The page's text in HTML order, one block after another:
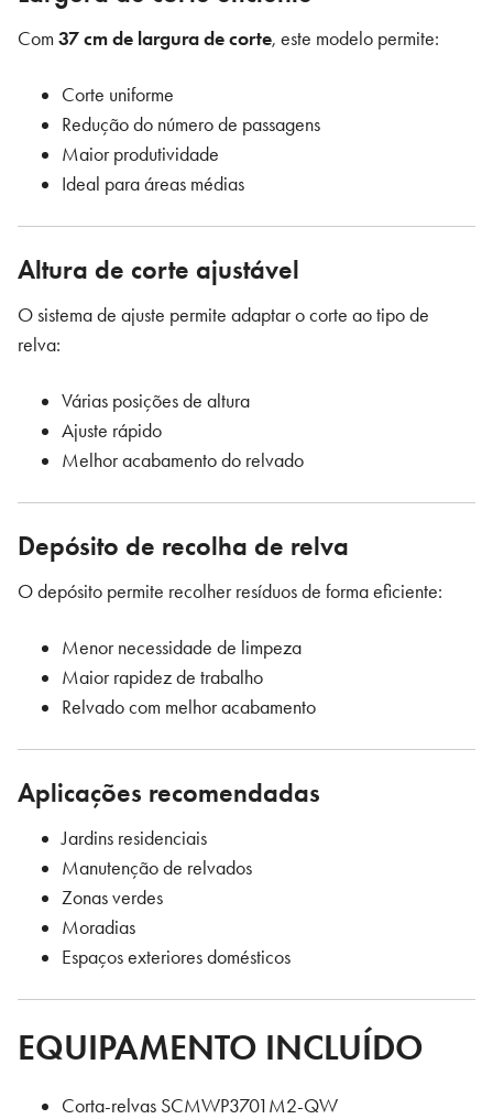
Com 37 cm de largura de corte, este modelo permite:
Corte uniforme
Redução do número de passagens
Maior produtividade
Ideal para áreas médias
Altura de corte ajustável
O sistema de ajuste permite adaptar o corte ao tipo de
relva:
Várias posições de altura
Ajuste rápido
Melhor acabamento do relvado
Depósito de recolha de relva
O depósito permite recolher resíduos de forma eficiente:
Menor necessidade de limpeza
Maior rapidez de trabalho
Relvado com melhor acabamento
Aplicações recomendadas
Jardins residenciais
Manutenção de relvados
Zonas verdes
Moradias
Espaços exteriores domésticos
EQUIPAMENTO INCLUÍDO
Corta-relvas SCMWP3701M2-QW